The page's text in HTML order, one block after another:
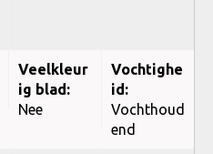
Veelkleur
ig blad:
Nee
Vochtighe
id:
Vochthoud
end